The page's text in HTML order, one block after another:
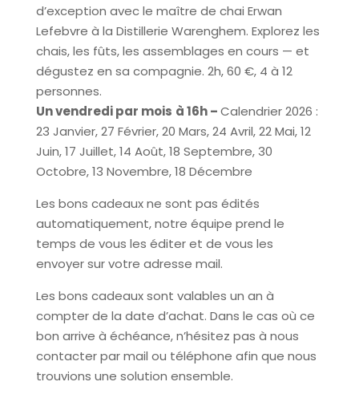
d’exception avec le maître de chai Erwan
Lefebvre à la Distillerie Warenghem. Explorez les
chais, les fûts, les assemblages en cours — et
dégustez en sa compagnie. 2h, 60 €, 4 à 12
personnes.
Un vendredi par mois à 16h –Calendrier 2026 :
23 Janvier, 27 Février, 20 Mars, 24 Avril, 22 Mai, 12
Juin, 17 Juillet, 14 Août, 18 Septembre, 30
Octobre, 13 Novembre, 18 Décembre
Les bons cadeaux ne sont pas édités
automatiquement, notre équipe prend le
temps de vous les éditer et de vous les
envoyer sur votre adresse mail.
Les bons cadeaux sont valables un an à
compter de la date d’achat. Dans le cas où ce
bon arrive à échéance, n’hésitez pas à nous
contacter par mail ou téléphone afin que nous
trouvions une solution ensemble.